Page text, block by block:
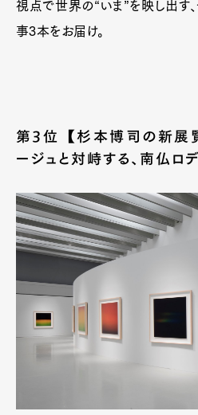
視点で世界の“いま”を映し出す
事3本をお届け。
第3位 【杉本博司の新展
ージュと対峙する、南仏ロ